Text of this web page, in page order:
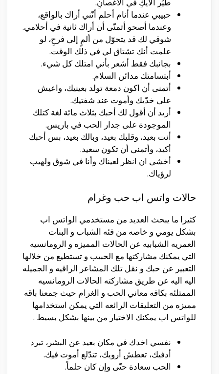
حبيبي عندما أنام أحلم أنّني أراك بالواقع،
وعندما أصحو أتمنّى أن أراك ثانية في أحلامي.
شوقي لك قد يتحوّل من ألمٍ إلى فرحِ، لو
علمت أنك تشتاق لي في ذلك الوقت.
بجانبك فقط أشعر بأني امتلك كل شيء.
أبتسامتك مدائن السلام.
أتمنى أن اكون دمعة تولد بعينيك، واعيش
على خدّيك وأموت عند شفتيك.
أريد أن أقول لك أحبك بثلاث مائة لغة كتلك
الموجودة على جدار الحب في باريس.
أنت بعيد، وقلبك بعيد، وبالك بعيد، بس أحبك
أكيد، وأتمنى أن تكون سعيد.
أخشى ان انظر لعيناك وأنا في شوق ولهيب
لرؤياك.
حالات واتس اب حب وغرام
كثيرا ما يبحث العديد من مستخدمي الواتس اب
بشكل يومي و خاصه من فئه الشباب و البنات
العمريه الشبابيه عن الحالات المميزه و الرومانسيه
التي يمكنك مشاركتها مع الحبيب و تستطيع من خلالها
التعبير عن حبك و نقل تلك المشاعر الراقيه و الجميله
اليه اليه عن طريق مشاركته الحالات الرومانسيه
الممتلئه بكافه معاني الحب و الغرام حيث جمعنا باقه
مميزه من التعليقات الرائعه التي يمكن استخدامها
للواتس اب يمكنك الاختيار من بينها بشكل بسيط .
نفسي اخدك في مكان بعيد عن البشر، تبرد
أدفيك، تعطش أرويك، تتدّلع أموت فيك.
الحب سعادة حتّى وإن كان حلماً.